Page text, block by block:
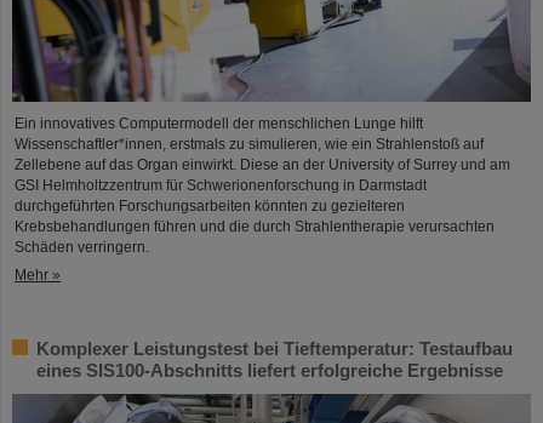
Ein innovatives Computermodell der menschlichen Lunge hilft
Wissenschaftler*innen, erstmals zu simulieren, wie ein Strahlenstoß auf
Zellebene auf das Organ einwirkt. Diese an der University of Surrey und am
GSI Helmholtzzentrum für Schwerionenforschung in Darmstadt
durchgeführten Forschungsarbeiten könnten zu gezielteren
Krebsbehandlungen führen und die durch Strahlentherapie verursachten
Schäden verringern.
Mehr »
Komplexer Leistungstest bei Tieftemperatur: Testaufbau
eines SIS100-Abschnitts liefert erfolgreiche Ergebnisse